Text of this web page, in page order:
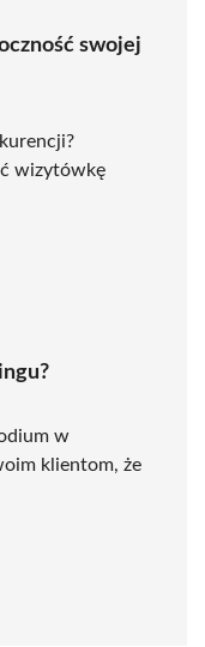
swojej
wizytówkę
w
klientom, że